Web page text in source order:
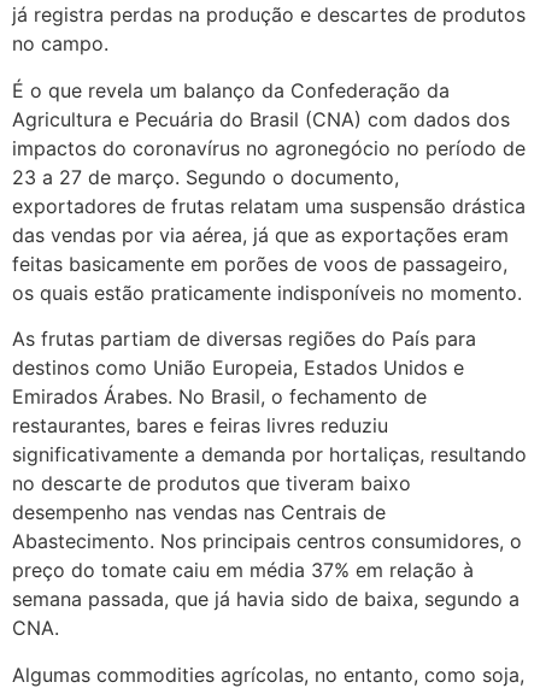
já registra perdas na produção e descartes de produtos
no campo.
É o que revela um balanço da Confederação da
Agricultura e Pecuária do Brasil (CNA) com dados dos
impactos do coronavírus no agronegócio no período de
23 a 27 de março. Segundo o documento,
exportadores de frutas relatam uma suspensão drástica
das vendas por via aérea, já que as exportações eram
feitas basicamente em porões de voos de passageiro,
os quais estão praticamente indisponíveis no momento.
As frutas partiam de diversas regiões do País para
destinos como União Europeia, Estados Unidos e
Emirados Árabes. No Brasil, o fechamento de
restaurantes, bares e feiras livres reduziu
significativamente a demanda por hortaliças, resultando
no descarte de produtos que tiveram baixo
desempenho nas vendas nas Centrais de
Abastecimento. Nos principais centros consumidores, o
preço do tomate caiu em média 37% em relação à
semana passada, que já havia sido de baixa, segundo a
CNA.
Algumas commodities agrícolas, no entanto, como soja,